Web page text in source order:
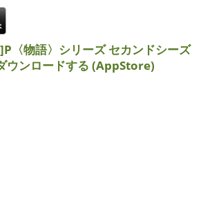
〈物語〉シリーズ セカンドシーズ
ウンロードする (AppStore)